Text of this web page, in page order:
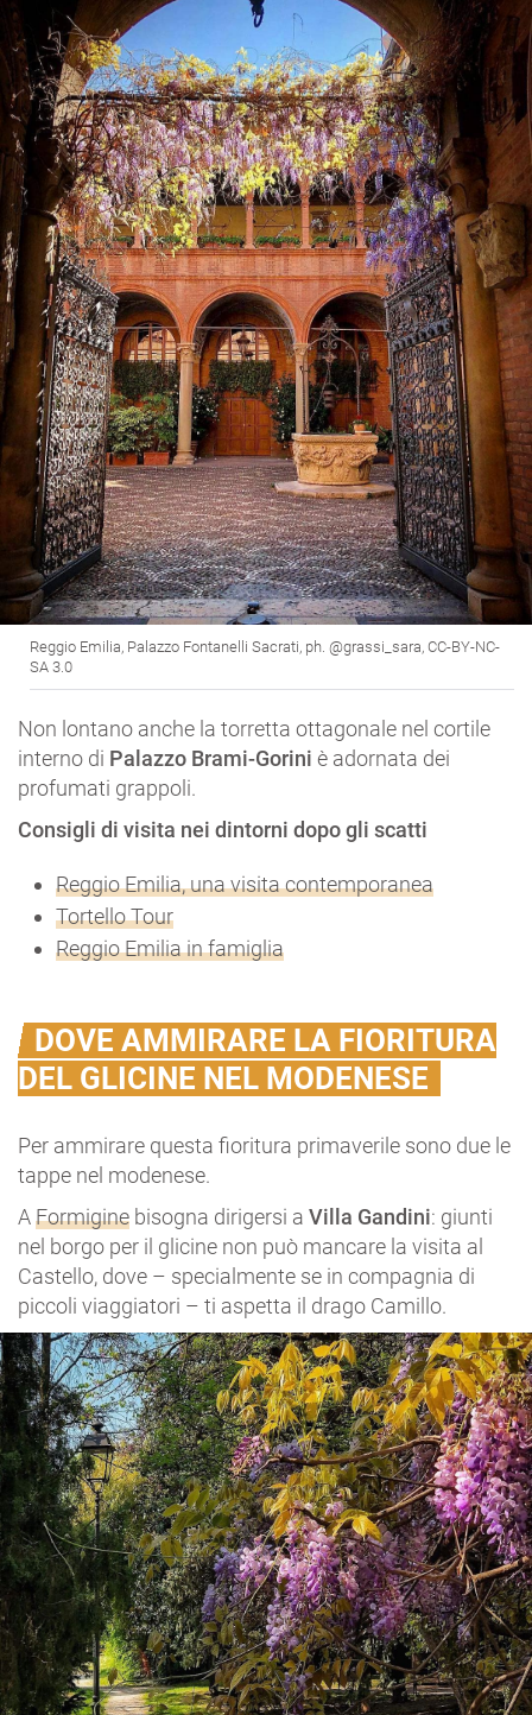
Reggio Emilia, Palazzo Fontanelli Sacrati, ph. @grassi_sara, CC-BY-NC-
SA 3.0
Non lontano anche la torretta ottagonale nel cortile
interno di Palazzo Brami-Gorini è adornata dei
profumati grappoli.
Consigli di visita nei dintorni dopo gli scatti
Reggio Emilia, una visita contemporanea
Tortello Tour
Reggio Emilia in famiglia
DOVE AMMIRARE LA FIORITURA
DEL GLICINE NEL MODENESE
Per ammirare questa fioritura primaverile sono due le
tappe nel modenese.
AFormigine bisogna dirigersi a Villa Gandini: giunti
nel borgo per il glicine non può mancare la visita al
Castello, dove – specialmente se in compagnia di
piccoli viaggiatori – ti aspetta il drago Camillo.